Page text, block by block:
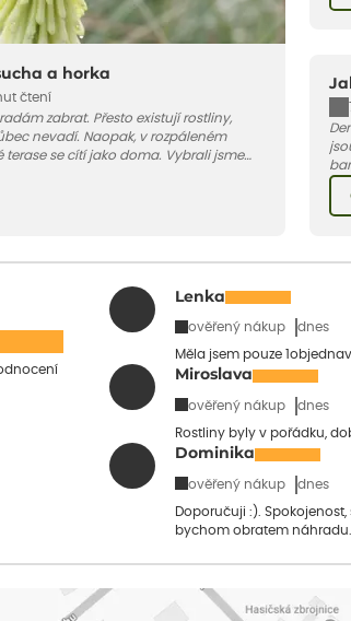
a horka
čtení
zabrat. Přesto existují rostliny,
nevadí. Naopak, v rozpáleném
terase se cítí jako doma. Vybrali jsme
druhy, které zvládnou horké a suché
Pojďme se podívat, které to jsou.
Lenka
ověřený nákup dnes
Měla jsem pouze
Miroslava
ověřený nákup dnes
Rostliny byly v pořádku,
Dominika
ověřený nákup dnes
Doporučuji :).
bychom obratem